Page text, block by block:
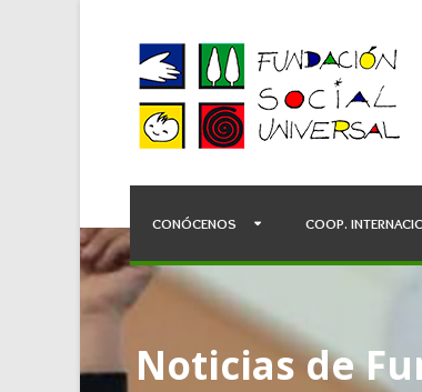
CONÓCENOS COOP.
Noticias de